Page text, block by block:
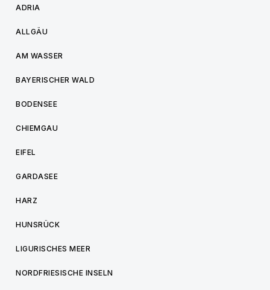
ADRIA
ALLGÄU
AM WASSER
BAYERISCHER WALD
BODENSEE
CHIEMGAU
EIFEL
GARDASEE
HARZ
HUNSRÜCK
LIGURISCHES MEER
NORDFRIESISCHE INSELN